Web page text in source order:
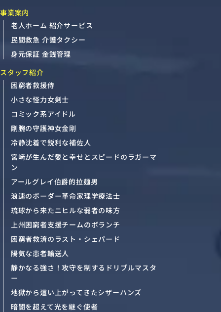
事業案内
老人ホーム 紹介サービス
民間救急 介護タクシー
身元保証 金銭管理
スタッフ紹介
困窮者救援侍
小さな怪力女剣士
コミック系アイドル
剛腕の守護神女金剛
冷静沈着で鋭利な補佐人
宮﨑が生んだ愛と幸せとスピードのラガーマ
ン
アールグレイ伯爵的拉麺男
浪速のボーダー革命家理学療法士
琉球から来たニヒルな弱者の味方
上州困窮者支援チームのボランチ
困窮者救済のラスト・シェパード
陽気な患者輸送人
静かなる強さ！攻守を制するドリブルマスタ
ー
地獄から這い上がってきたシザーハンズ
暗闇を超えて光を継ぐ使者